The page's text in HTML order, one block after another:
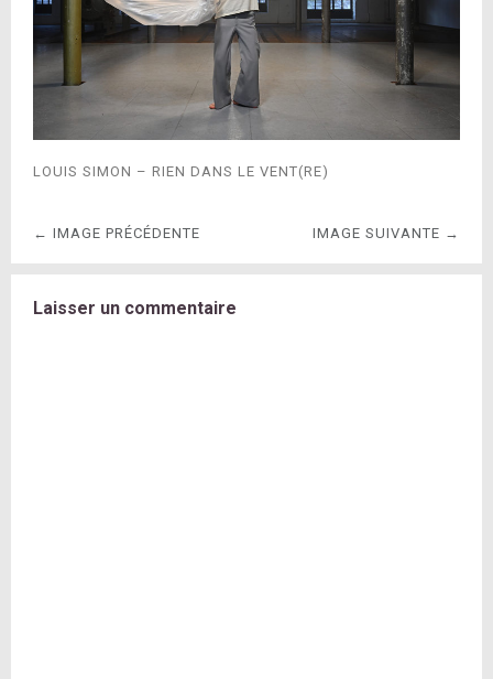
LOUIS SIMON – RIEN DANS LE VENT(RE)
← IMAGE PRÉCÉDENTE IMAGE SUIVANTE →
Laisser un commentaire